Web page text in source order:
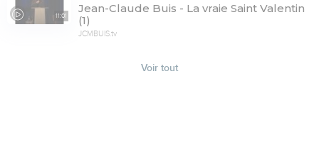
11:01
Jean-Claude Buis - La vraie Saint Valentin
(1)
JCMBUIS.tv
Voir tout